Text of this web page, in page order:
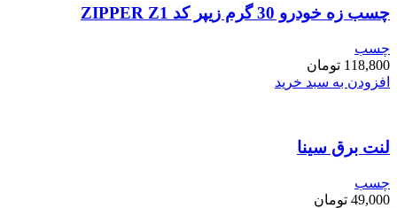
چسب زه خودرو 30 گرم زیپر کد ZIPPER Z1
چسب
118,800 تومان
افزودن به سبد خرید
لنت برق سینا
چسب
49,000 تومان